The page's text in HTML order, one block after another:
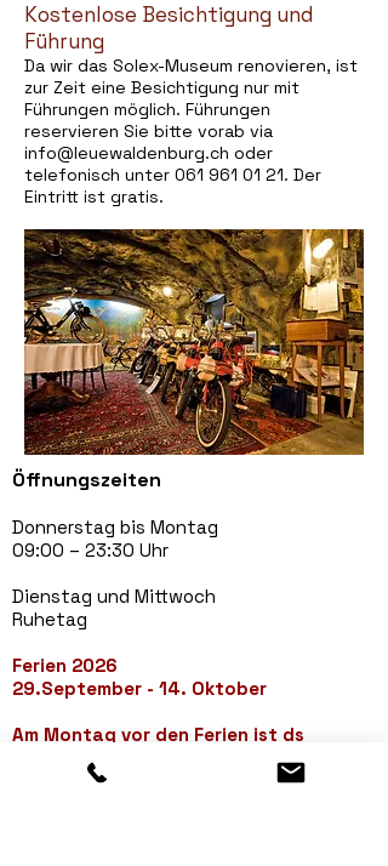
Kostenlose Besichtigung und
Führung
Da wir das Solex-Museum renovieren, ist
zur Zeit eine Besichtigung nur mit
Führungen möglich. Führungen
reservieren Sie bitte vorab via
info@leuewaldenburg.ch oder
telefonisch unter 061 961 01 21. Der
Eintritt ist gratis.
Öffnungszeiten
Donnerstag bis Montag
09:00 – 23:30 Uhr
Dienstag und Mittwoch
Ruhetag
Ferien 2026
29.September - 14. Oktober
Am Montag vor den Ferien ist ds
Restaurant ab 18:00 Uhr geschlossen